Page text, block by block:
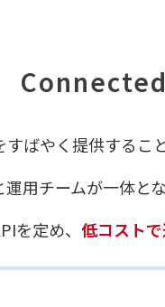
すばやく提供するこ
用チームが一体とな
を定め、 低コスト